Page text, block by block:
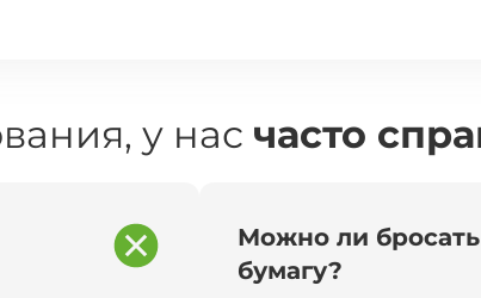
у нас часто
Можно ли
бумагу?